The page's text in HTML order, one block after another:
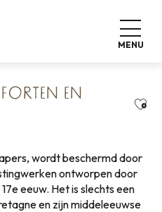
MENU
Cultuur & Erfgoed
EN
wordt beschermd door
ontworpen door
eeuw. Het is slechts een
en zijn middeleeuwse